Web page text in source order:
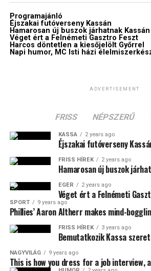
Programajánló
Éjszakai futóverseny Kassán
Hamarosan új buszok járhatnak Kassán
Véget ért a Felnémeti Gasztro Feszt
Harcos döntetlen a kiesőjelölt Győrrel
Napi humor, MC Isti házi
ADVERTISEMENT
FRISS NÉPSZERŰ
KASSA 2 years ago
Éjszakai futóverseny
FRISS HÍREK 2 years ago
Hamarosan új buszok
EGER 2 years ago
Véget ért a Felnémeti
SPORT 9 years ago
Phillies’ Aaron Altherr makes mind-
FRISS HÍREK 3 years ago
Bemutatkozik Kassa
NAGYVILÁG 9 years ago
This is how you dress for a job interview,